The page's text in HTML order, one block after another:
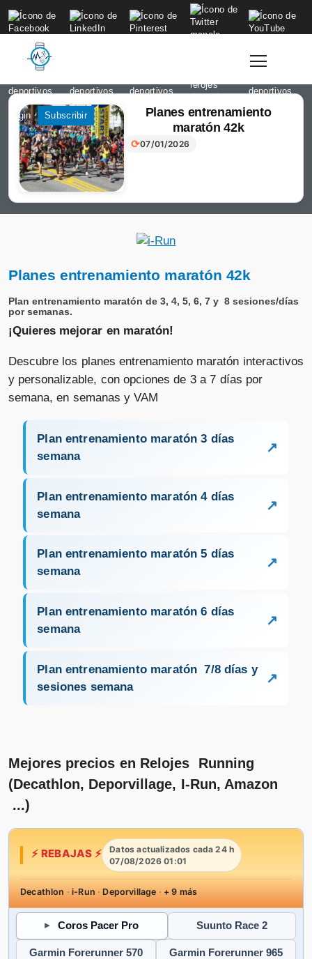
to
content
Login Subscribir
Planes entrenamiento
maratón 42k
⟳07/01/2026
Planes entrenamiento maratón 42k
Plan entrenamiento maratón de 3, 4, 5, 6, 7 y 8 sesiones/días
por semanas.
¡Quieres mejorar en maratón!
Descubre los planes entrenamiento maratón interactivos
y personalizable, con opciones de 3 a 7 días por
semana, en semanas y VAM
Plan entrenamiento maratón 3 días
semana
Plan entrenamiento maratón 4 días
semana
Plan entrenamiento maratón 5 días
semana
Plan entrenamiento maratón 6 días
semana
Plan entrenamiento maratón 7/8 días y
sesiones semana
Mejores precios en Relojes Running
(Decathlon, Deporvillage, I-Run, Amazon
...)
⚡ REBAJAS ⚡
Datos actualizados cada 24 h
07/08/2026 01:01
Decathlon ·i-Run ·Deporvillage · + 9 más
Coros Pacer Pro Suunto Race 2
Garmin Forerunner 570 Garmin Forerunner 965